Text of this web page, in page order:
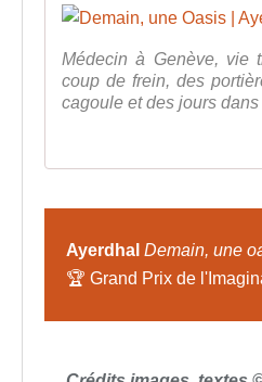
Médecin à Genève, vie
coup de frein, des
cagoule et des jours dans
Ayerdhal Demain, une
🏆 Grand Prix de